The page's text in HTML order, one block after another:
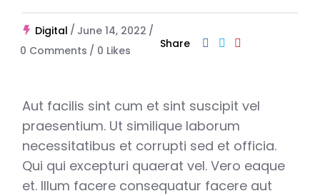
Digital
June 14, 2022
0 Comments
0 Likes Share
Aut facilis sint cum et sint suscipit vel
praesentium. Ut similique laborum
necessitatibus et corrupti sed et officia.
Qui qui excepturi quaerat vel. Vero eaque
et. Illum facere consequatur facere aut